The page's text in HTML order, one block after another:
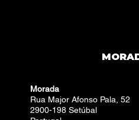
Morada
Rua Major Afonso Pala, 52
2900-198 Setúbal